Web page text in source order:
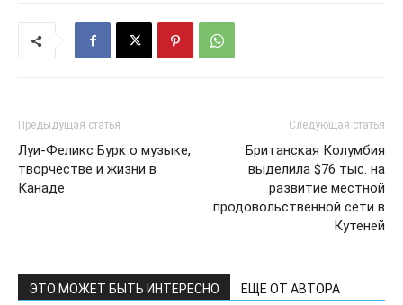
Предыдущая статья
Луи-Феликс Бурк о музыке,
творчестве и жизни в
Канаде
Следующая статья
Британская Колумбия
выделила $76 тыс. на
развитие местной
продовольственной сети в
Кутеней
ЭТО МОЖЕТ БЫТЬ ИНТЕРЕСНО ЕЩЕ ОТ АВТОРА